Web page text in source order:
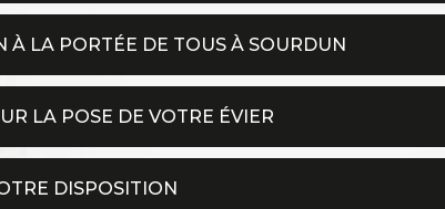
À LA PORTÉE DE TOUS À SOURDUN
LA POSE DE VOTRE ÉVIER
DISPOSITION